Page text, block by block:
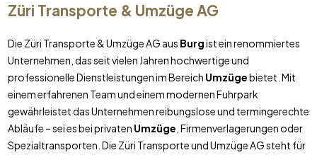
Züri Transporte & Umzüge AG
Die Züri Transporte & Umzüge AG aus Burgist ein renommiertes
Unternehmen, das seit vielen Jahren hochwertige und
professionelle Dienstleistungen im Bereich Umzügebietet. Mit
einem erfahrenen Team und einem modernen Fuhrpark
gewährleistet das Unternehmen reibungslose und termingerechte
Abläufe – sei es bei privaten Umzüge , Firmenverlagerungen oder
Spezialtransporten. Die Züri Transporte und Umzüge AG steht für